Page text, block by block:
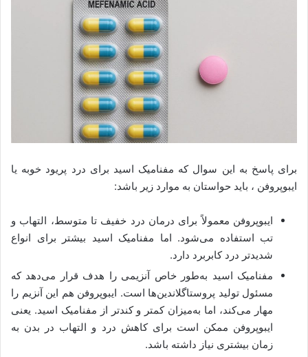
برای پاسخ به این سوال که مفنامیک اسید برای درد پریود خوبه یا
ایبوپروفن ، باید حواستان به موارد زیر باشد:
ایبوپروفن معمولاً برای درمان درد خفیف تا متوسط، التهاب و
تب استفاده می‌شود. اما مفنامیک اسید بیشتر برای انواع
شدیدتر درد کابربرد دارد.
مفنامیک اسید به‌طور خاص آنزیمی را هدف قرار می‌دهد که
مسئول تولید پروستاگلاندین‌ها است. ایبوپروفن هم این آنزیم را
مهار می‌کند، اما به‌میزان کمتر و کندتر از مفنامیک اسید. یعنی
ایبوپروفن ممکن است برای کاهش درد و التهاب در بدن به
زمان بیشتری نیاز داشته باشد.